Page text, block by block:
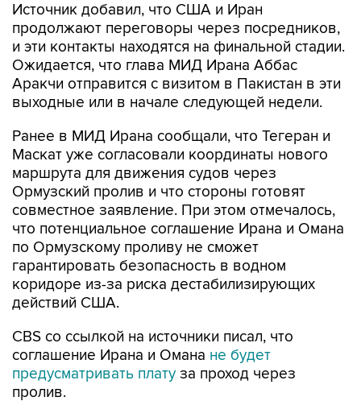
Источник добавил, что США и Иран
продолжают переговоры через посредников,
и эти контакты находятся на финальной стадии.
Ожидается, что глава МИД Ирана Аббас
Аракчи отправится с визитом в Пакистан в эти
выходные или в начале следующей недели.
Ранее в МИД Ирана сообщали, что Тегеран и
Маскат уже согласовали координаты нового
маршрута для движения судов через
Ормузский пролив и что стороны готовят
совместное заявление. При этом отмечалось,
что потенциальное соглашение Ирана и Омана
по Ормузскому проливу не сможет
гарантировать безопасность в водном
коридоре из-за риска дестабилизирующих
действий США.
CBS со ссылкой на источники писал, что
соглашение Ирана и Омана не будет
предусматривать плату за проход через
пролив.